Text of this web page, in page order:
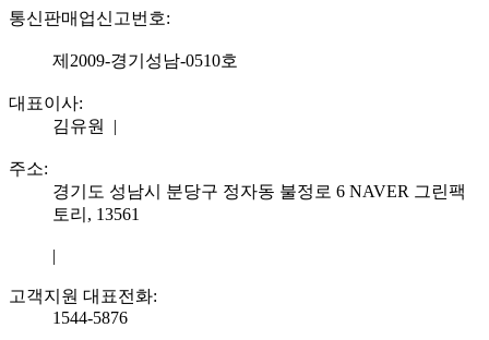
통신판매업신고번호:
제2009-경기성남-0510호
대표이사:
김유원 |
주소:
경기도 성남시 분당구 정자동 불정로 6 NAVER 그린팩
토리, 13561
|
고객지원 대표전화:
1544-5876